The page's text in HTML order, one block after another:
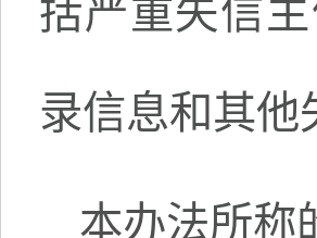
括严重失信
录信息和其他
本办法所称